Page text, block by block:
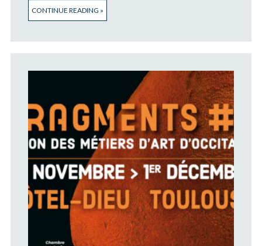
CONTINUE READING »